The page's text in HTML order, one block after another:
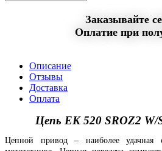
Заказывайте
Оплатие при
Описание
Отзывы
Доставка
Оплата
Цепь EK 520 SROZ2 W/
Цепной привод – наиболее удачная